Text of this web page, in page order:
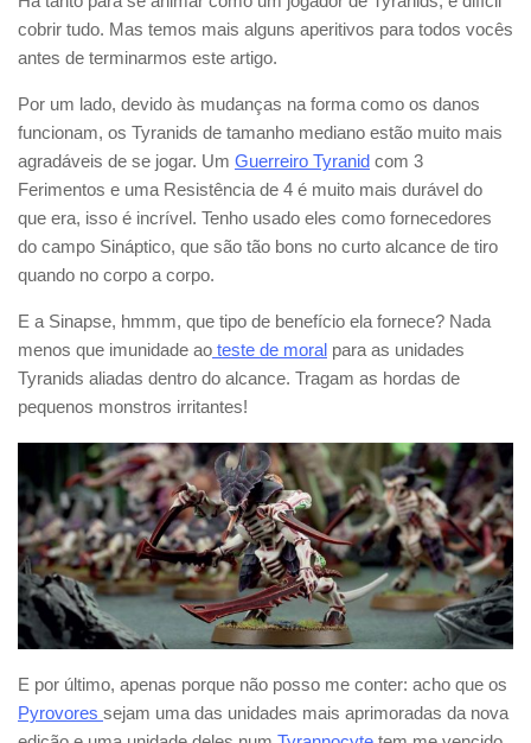
cobrir tudo. Mas temos mais alguns aperitivos para todos vocês
antes de terminarmos este artigo.
Por um lado, devido às mudanças na forma como os danos
funcionam, os Tyranids de tamanho mediano estão muito mais
agradáveis de se jogar. Um Guerreiro Tyranid com 3
Ferimentos e uma Resistência de 4 é muito mais durável do
que era, isso é incrível. Tenho usado eles como fornecedores
do campo Sináptico, que são tão bons no curto alcance de tiro
quando no corpo a corpo.
E a Sinapse, hmmm, que tipo de benefício ela fornece? Nada
menos que imunidade ao teste de moral para as unidades
Tyranids aliadas dentro do alcance. Tragam as hordas de
pequenos monstros irritantes!
E por último, apenas porque não posso me conter: acho que os
Pyrovores sejam uma das unidades mais aprimoradas da nova